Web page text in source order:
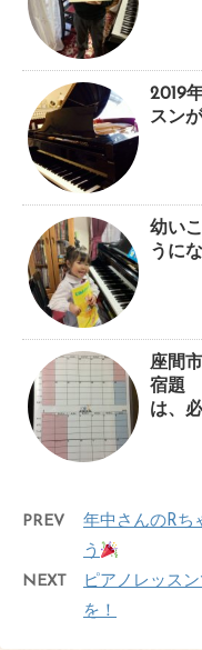
2019
スン
幼い
うに
座間
宿題
は、
PREV
年中さんのRち
う
NEXT
ピアノレッス
を！